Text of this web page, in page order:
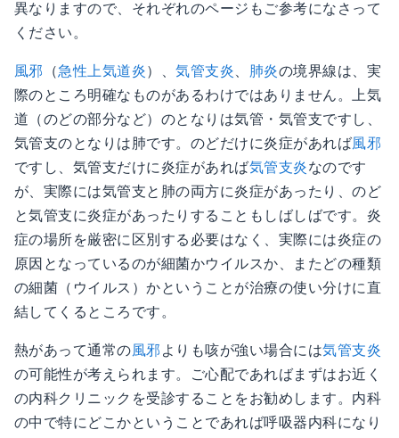
異なりますので、それぞれのページもご参考になさって
ください。
風邪 （急性上気道炎）、気管支炎 肺炎の境界線は、実
際のところ明確なものがあるわけではありません。上気
道（のどの部分など）のとなりは気管・気管支ですし、
気管支のとなりは肺です。のどだけに炎症があれば風邪
ですし、気管支だけに炎症があれば気管支炎なのです
が、実際には気管支と肺の両方に炎症があったり、のど
と気管支に炎症があったりすることもしばしばです。炎
症の場所を厳密に区別する必要はなく、実際には炎症の
原因となっているのが細菌かウイルスか、またどの種類
の細菌（ウイルス）かということが治療の使い分けに直
結してくるところです。
熱があって通常の風邪 よりも咳が強い場合には気管支炎
の可能性が考えられます。ご心配であればまずはお近く
の内科クリニックを受診することをお勧めします。内科
の中で特にどこかということであれば呼吸器内科になり